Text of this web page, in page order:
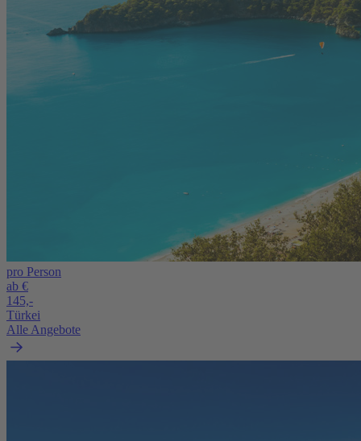
pro Person
ab €
145,-
Türkei
Alle Angebote